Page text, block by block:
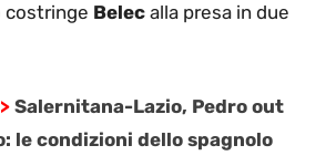
costringe Belec alla presa in due
Salernitana-Lazio, Pedro out
le condizioni dello spagnolo